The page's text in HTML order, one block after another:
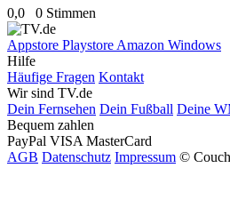
0,0 0 Stimmen
Appstore Playstore Amazon Windows
Hilfe
Häufige Fragen Kontakt
Wir sind TV.de
Dein Fernsehen Dein Fußball Deine
Bequem zahlen
PayPal VISA MasterCard
AGB Datenschutz Impressum ©